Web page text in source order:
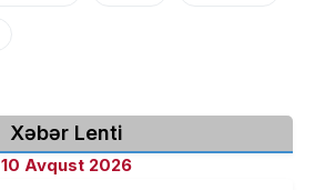
Xəbər Lenti
10 Avqust 2026